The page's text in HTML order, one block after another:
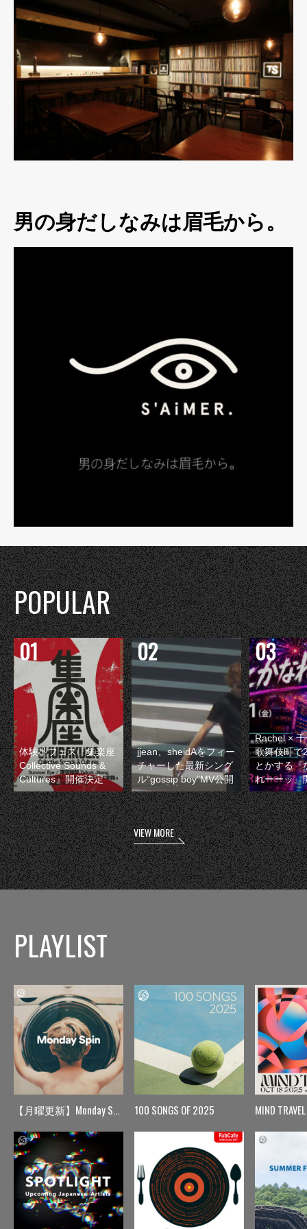
男の身だしなみは眉毛から。
POPULAR
体験型フェス『集楽座
Collective Sounds &
Cultures』開催決定
jjean、sheidAをフィー
チャーした最新シング
ル“gossip boy”MV公開
Rachel ×
歌舞伎町で
とかする『
れーーッ』
VIEW MORE
PLAYLIST
【月曜更新】Monday Spin 100 SONGS OF 2025 MIND TRAVEL